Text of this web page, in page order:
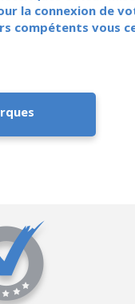
la connexion de
compétents vous